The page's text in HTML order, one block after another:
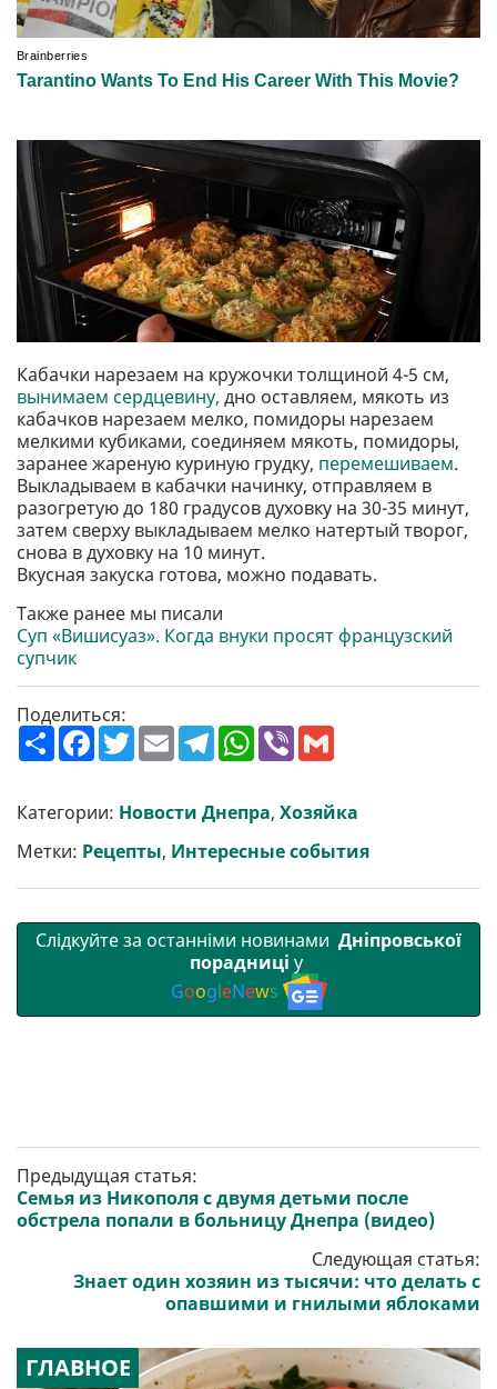
Кабачки нарезаем на кружочки толщиной 4-5 см,
вынимаем сердцевину, дно оставляем, мякоть из
кабачков нарезаем мелко, помидоры нарезаем
мелкими кубиками, соединяем мякоть, помидоры,
заранее жареную куриную грудку, перемешиваем.
Выкладываем в кабачки начинку, отправляем в
разогретую до 180 градусов духовку на 30-35 минут,
затем сверху выкладываем мелко натертый творог,
снова в духовку на 10 минут.
Вкусная закуска готова, можно подавать.
Также ранее мы писали
Суп «Вишисуаз». Когда внуки просят французский
супчик
Поделиться:
П
о
р
и
т
и
F
a
b
o
o
k
T
w
t
e
r
E
m
l
T
e
g
r
a
m
W
h
s
A
p
p
V
r l
Категории: Новости Днепра, Хозяйка
Метки: Рецепты, Интересные события
Слідкуйте за останніми новинами Дніпровської
порадниці у
GoogleNews
Предыдущая статья:
Семья из Никополя с двумя детьми после
обстрела попали в больницу Днепра (видео)
Следующая статья:
Знает один хозяин из тысячи: что делать с
опавшими и гнилыми яблоками
ГЛАВНОЕ